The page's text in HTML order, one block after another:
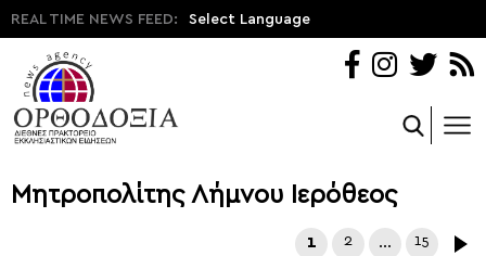
REAL TIME NEWS FEED: Select Language
Μητροπολίτης Λήμνου Ιερόθεος
1 2 … 15